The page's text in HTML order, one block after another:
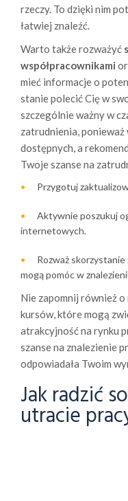
rzeczy. To dzięki nim
łatwiej znaleźć.
Warto także rozważyć
współpracownikami
mieć informacje o
stanie polecić Cię w
szczególnie ważny w
zatrudnienia,
dostępnych, a
Twoje szanse na
Przygotuj
Aktywnie poszukuj
internetowych.
Rozważ
mogą pomóc w
Nie zapomnij również
kursów, które mogą
atrakcyjność na rynku
szanse na znalezienie
odpowiadała Twoim
Jak radzić
utracie